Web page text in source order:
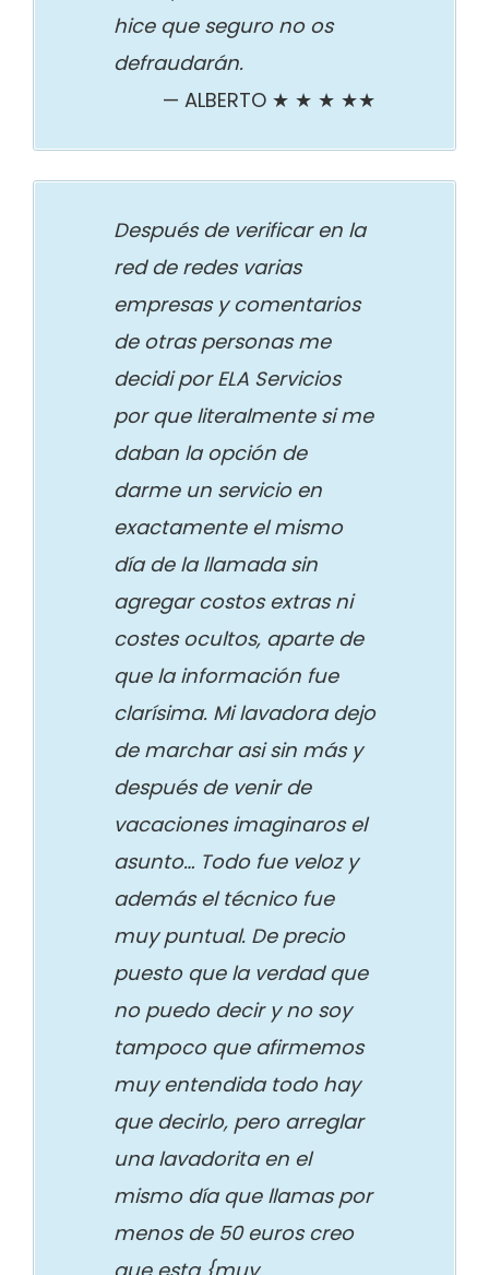
hice que seguro no os
defraudarán.
ALBERTO ★ ★ ★ ★★
Después de verificar en la
red de redes varias
empresas y comentarios
de otras personas me
decidi por ELA Servicios
por que literalmente si me
daban la opción de
darme un servicio en
exactamente el mismo
día de la llamada sin
agregar costos extras ni
costes ocultos, aparte de
que la información fue
clarísima. Mi lavadora dejo
de marchar asi sin más y
después de venir de
vacaciones imaginaros el
asunto… Todo fue veloz y
además el técnico fue
muy puntual. De precio
puesto que la verdad que
no puedo decir y no soy
tampoco que afirmemos
muy entendida todo hay
que decirlo, pero arreglar
una lavadorita en el
mismo día que llamas por
menos de 50 euros creo